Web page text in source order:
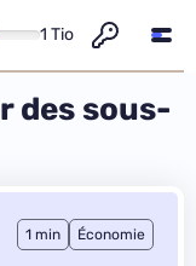
1 Tio
des sous-
1 min Économie